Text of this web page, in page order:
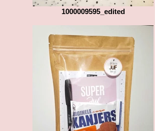
1000009595_edited